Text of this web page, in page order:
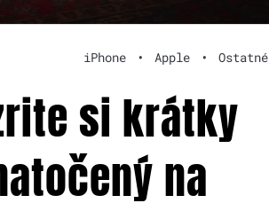
iPhone • Apple • Ostatné
si krátky
na